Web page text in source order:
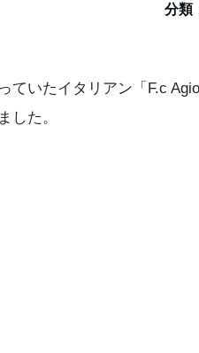
分類
ていたイタリアン「F.c
した。